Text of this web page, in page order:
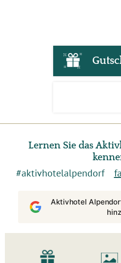
Lernen Sie das
#aktivhotelalpendorf
Aktivhotel